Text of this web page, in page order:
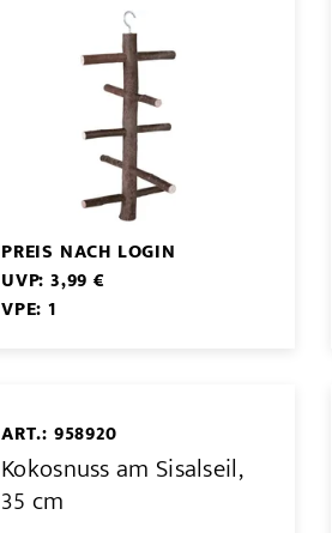
PREIS NACH LOGIN
UVP: 3,99 €
VPE: 1
ART.: 958920
Kokosnuss am Sisalseil,
35 cm